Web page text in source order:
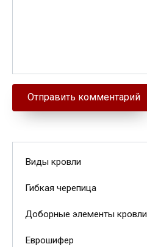
Виды кровли
Гибкая черепица
Доборные элементы кровли
Еврошифер